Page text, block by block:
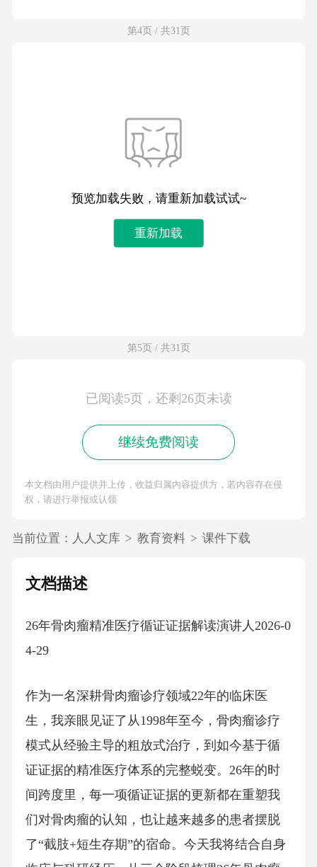
第4页 / 共31页
预览加载失败，请重新加载试试~
重新加载
第5页 / 共31页
已阅读5页，还剩26页未读
继续免费阅读
本文档由用户提供并上传，收益归属内容提供方，若内容存在侵
权，请进行举报或认领
当前位置： 人人文库 > 教育资料 > 课件下载
文档描述
26年骨肉瘤精准医疗循证证据解读演讲人2026-0
4-29
作为一名深耕骨肉瘤诊疗领域22年的临床医
生，我亲眼见证了从1998年至今，骨肉瘤诊疗
模式从经验主导的粗放式治疗，到如今基于循
证证据的精准医疗体系的完整蜕变。26年的时
间跨度里，每一项循证证据的更新都在重塑我
们对骨肉瘤的认知，也让越来越多的患者摆脱
了“截肢+短生存期”的宿命。今天我将结合自身